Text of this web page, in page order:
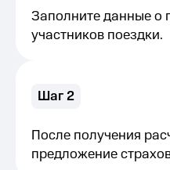
Заполните данные о
участников поездки.
Шаг 2
После получения
предложение